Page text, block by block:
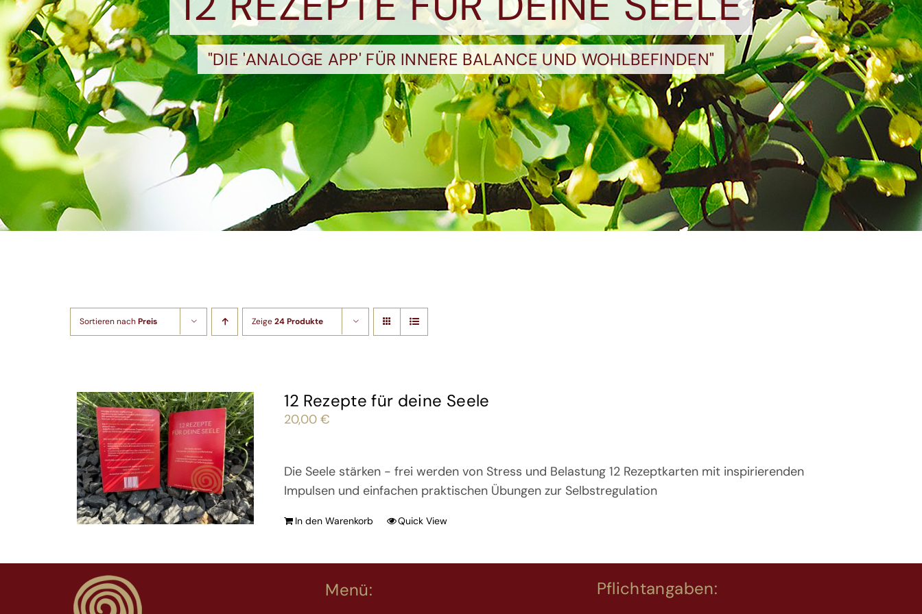
"DIE 'ANALOGE APP' FÜR INNERE BALANCE UND WOHLBEFINDEN"
Sortieren nachPreis Zeige24 Produkte
12 Rezepte für deine Seele
20,00€
Die Seele stärken - frei werden von Stress und Belastung 12 Rezeptkarten mit inspirierenden
Impulsen und einfachen praktischen Übungen zur Selbstregulation
In den Warenkorb Quick View
Menü: Pflichtangaben: